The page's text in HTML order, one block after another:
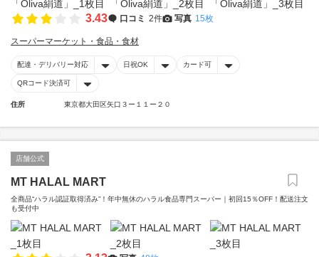
3.43 口コミ 2件 写真 15枚
スーパーマーケット・食品・食材
配達・デリバリー対応 日祝OK カード可
QRコード決済可
住所 東京都大田区矢口３ー１１ー２０
店舗公式
MT HALAL MART
全商品“ハラル認証取得済み”！年中無休のハラル食品専門スーパー｜初回15％OFF！配送注文
も受付中